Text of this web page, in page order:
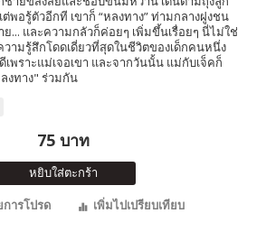
ต่พอรู้ตัวอีกที เขาก็ “หลงทาง” ท่ามกลางฝูงชน
... และความกลัวก็ค่อยๆ เพิ่มขึ้นเรื่อยๆ นี่ไม่ใช่
ามรู้สึกโดดเดี่ยวที่สุดในชีวิตของเด็กคนหนึ่ง
พราะแม่เจอเขา และจากวันนั้น แม่กับเจ็คก็
งทาง" ร่วมกัน
75 บาท
หยิบใส่ตะกร้า
การโปรด
เพิ่มไปเปรียบเทียบ